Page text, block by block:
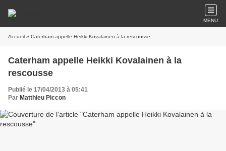
MENU
Accueil » Caterham appelle Heikki Kovalainen à la rescousse
Caterham appelle Heikki Kovalainen à la
rescousse
Publié le 17/04/2013 à 05:41
Par Matthieu Piccon